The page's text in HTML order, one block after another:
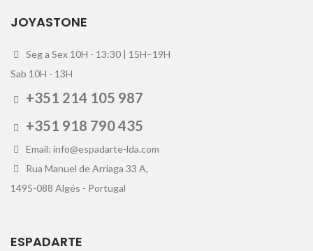
JOYASTONE
Seg a Sex 10H - 13:30 | 15H–19H
Sab 10H - 13H
+351 214 105 987
+351 918 790 435
Email: info@espadarte-lda.com
Rua Manuel de Arriaga 33 A,
1495-088 Algés - Portugal
ESPADARTE